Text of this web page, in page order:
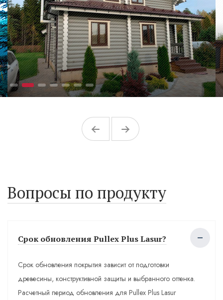
Вопросы по продукту
Срок обновления Pullex Plus Lasur?
Срок обновления покрытия зависит от подготовки
древесины, конструктивной защиты и выбранного оттенка.
Расчетный период обновления для Pullex Plus Lasur